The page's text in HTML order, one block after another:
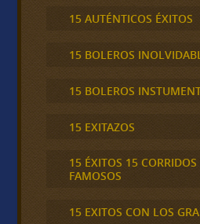
15 AUTÉNTICOS ÉXITOS
15 BOLEROS
15 BOLEROS
15 EXITAZOS
15 ÉXITOS 15
FAMOSOS
15 EXITOS CON LOS